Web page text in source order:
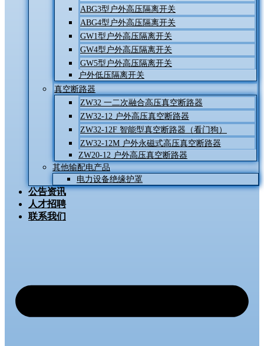
ABG3型户外高压隔离开关
ABG4型户外高压隔离开关
GW1型户外高压隔离开关
GW4型户外高压隔离开关
GW5型户外高压隔离开关
户外低压隔离开关
真空断路器
ZW32 一二次融合高压真空断路器
ZW32-12 户外高压真空断路器
ZW32-12F 智能型真空断路器（看门狗）
ZW32-12M 户外永磁式高压真空断路器
ZW20-12 户外高压真空断路器
其他输配电产品
电力设备绝缘护罩
公告资讯
人才招聘
联系我们